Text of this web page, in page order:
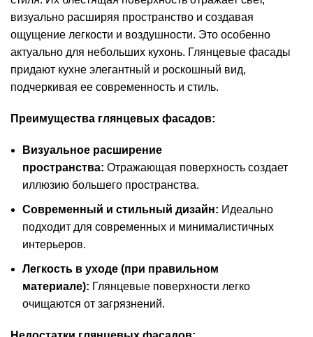
визуально расширяя пространство и создавая
ощущение легкости и воздушности. Это особенно
актуально для небольших кухонь. Глянцевые фасады
придают кухне элегантный и роскошный вид,
подчеркивая ее современность и стиль.
Преимущества глянцевых фасадов:
Визуальное расширение
пространства: Отражающая поверхность создает
иллюзию большего пространства.
Современный и стильный дизайн: Идеально
подходит для современных и минималистичных
интерьеров.
Легкость в уходе (при правильном
материале): Глянцевые поверхности легко
очищаются от загрязнений.